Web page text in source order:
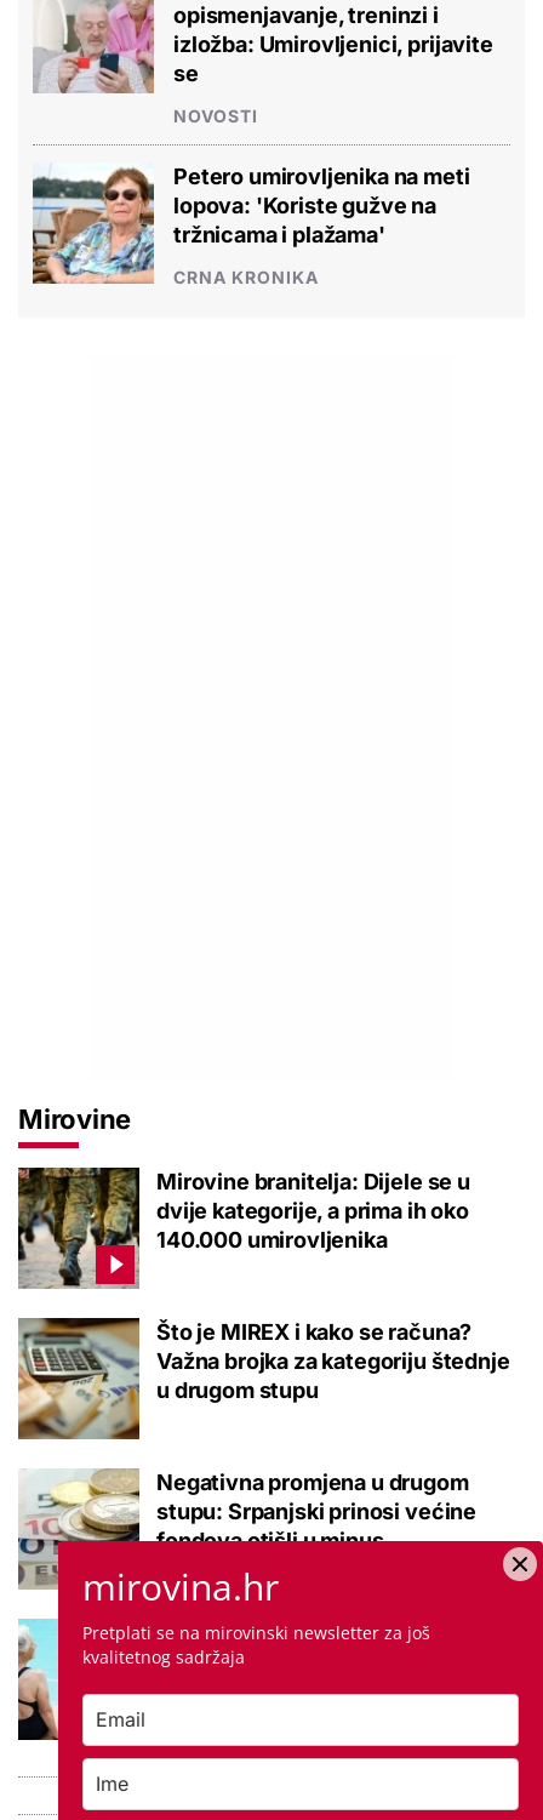
opismenjavanje, treninzi i
izložba: Umirovljenici, prijavite
se
NOVOSTI
Petero umirovljenika na meti
lopova: 'Koriste gužve na
tržnicama i plažama'
CRNA KRONIKA
Mirovine
Mirovine branitelja: Dijele se u
dvije kategorije, a prima ih oko
140.000 umirovljenika
Što je MIREX i kako se računa?
Važna brojka za kategoriju štednje
u drugom stupu
Negativna promjena u drugom
stupu: Srpanjski prinosi većine
fondova otišli u minus
Kupanje u ovom gradu i sutra
besplatno: Građani se mogu
ohladiti tijekom toplinskog vala
mirovina.hr
Pretplati se na mirovinski newsletter za još
kvalitetnog sadržaja